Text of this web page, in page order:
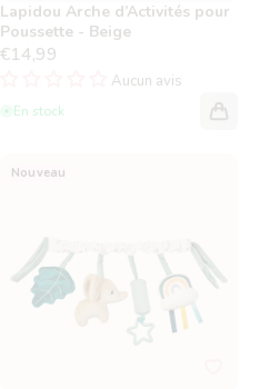
Lapidou Arche d’Activités pour
Poussette - Beige
€14,99
Aucun avis
En stock
Lapidou Arche d’Activités pour
Nouveau